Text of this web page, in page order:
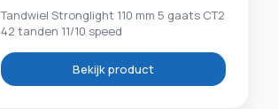
Tandwiel Stronglight 110 mm 5 gaats CT2
42 tanden 11/10 speed
Bekijk product